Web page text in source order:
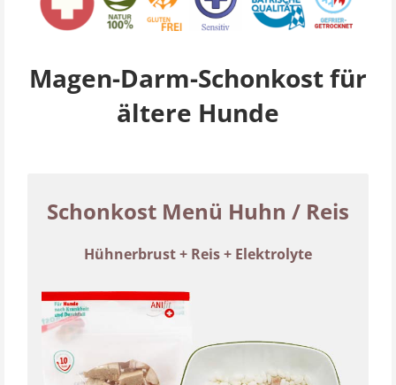
Magen-Darm-Schonkost für
ältere Hunde
Schonkost Menü Huhn / Reis
Hühnerbrust + Reis + Elektrolyte